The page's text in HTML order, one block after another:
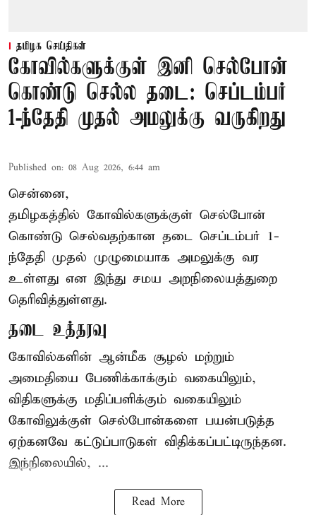
தமிழக செய்திகள்
கோவில்களுக்குள் இனி செல்போன்
கொண்டு செல்ல தடை: செப்டம்பர்
1-ந்தேதி முதல் அமலுக்கு வருகிறது
Published on: 08 Aug 2026, 6:44 am
சென்னை,
தமிழகத்தில் கோவில்களுக்குள் செல்போன்
கொண்டு செல்வதற்கான தடை செப்டம்பர் 1-
ந்தேதி முதல் முழுமையாக அமலுக்கு வர
உள்ளது என இந்து சமய அறநிலையத்துறை
தெரிவித்துள்ளது.
தடை உத்தரவு
கோவில்களின் ஆன்மீக சூழல் மற்றும்
அமைதியை பேணிக்காக்கும் வகையிலும்,
விதிகளுக்கு மதிப்பளிக்கும் வகையிலும்
கோவிலுக்குள் செல்போன்களை பயன்படுத்த
ஏற்கனவே கட்டுப்பாடுகள் விதிக்கப்பட்டிருந்தன.
இந்நிலையில், ...
Read More